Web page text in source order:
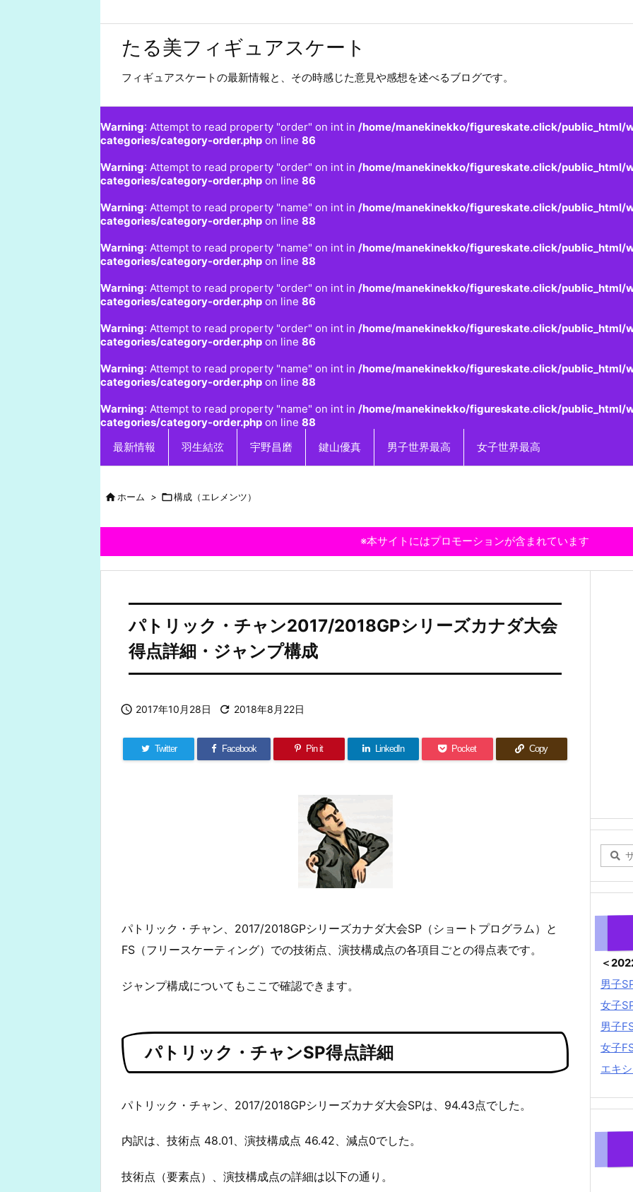
たる美フィギュアスケート
フィギュアスケートの最新情報と、その時感じた意見や感想を述べるブログです。
Warning: Attempt to read property "order" on int in /home/manekinekko/figureskate.click/public_html/
categories/category-order.php on line 86
Warning: Attempt to read property "order" on int in /home/manekinekko/figureskate.click/public_html/
categories/category-order.php on line 86
Warning: Attempt to read property "name" on int in /home/manekinekko/figureskate.click/public_html/
categories/category-order.php on line 88
Warning: Attempt to read property "name" on int in /home/manekinekko/figureskate.click/public_html/
categories/category-order.php on line 88
Warning: Attempt to read property "order" on int in /home/manekinekko/figureskate.click/public_html/
categories/category-order.php on line 86
Warning: Attempt to read property "order" on int in /home/manekinekko/figureskate.click/public_html/
categories/category-order.php on line 86
Warning: Attempt to read property "name" on int in /home/manekinekko/figureskate.click/public_html/
categories/category-order.php on line 88
Warning: Attempt to read property "name" on int in /home/manekinekko/figureskate.click/public_html/
categories/category-order.php on line 88
最新情報
羽生結弦 宇野昌磨 鍵山優真 男子世界最高 女子世界最高
ホーム > 構成（エレメンツ）
※本サイトにはプロモーションが含まれています
パトリック・チャン2017/2018GPシリーズカナダ大会
得点詳細・ジャンプ構成
 2017年10月28日  2018年8月22日
Twitter Facebook Pin it LinkedIn Pocket Copy
パトリック・チャン、2017/2018GPシリーズカナダ大会SP（ショートプログラム）と
FS（フリースケーティング）での技術点、演技構成点の各項目ごとの得点表です。
ジャンプ構成についてもここで確認できます。
パトリック・チャンSP得点詳細
パトリック・チャン、2017/2018GPシリーズカナダ大会SPは、94.43点でした。
内訳は、技術点 48.01、演技構成点 46.42、減点0でした。
技術点（要素点）、演技構成点の詳細は以下の通り。
＜
男子
女子
男子
女子
エキ